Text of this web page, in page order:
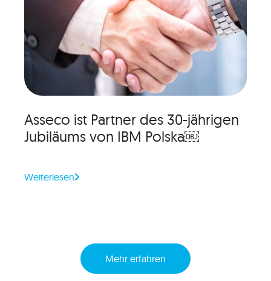
Asseco ist Partner des 30-jährigen
Jubiläums von IBM Polska￼
Weiterlesen
Mehr erfahren